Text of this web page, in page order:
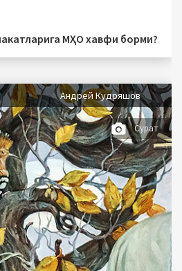
МҲО хавфи борми?
Андрей Кудряшов
Сурат